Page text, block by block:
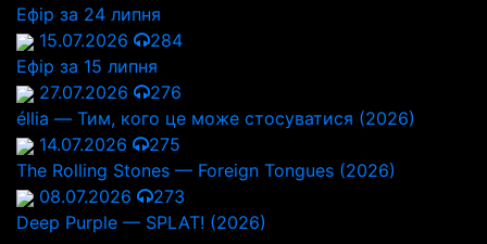
Ефір за 24 липня
15.07.2026
284
Ефір за 15 липня
27.07.2026
276
éllia — Тим, кого це може стосуватися (2026)
14.07.2026
275
The Rolling Stones — Foreign Tongues (2026)
08.07.2026
273
Deep Purple — SPLAT! (2026)